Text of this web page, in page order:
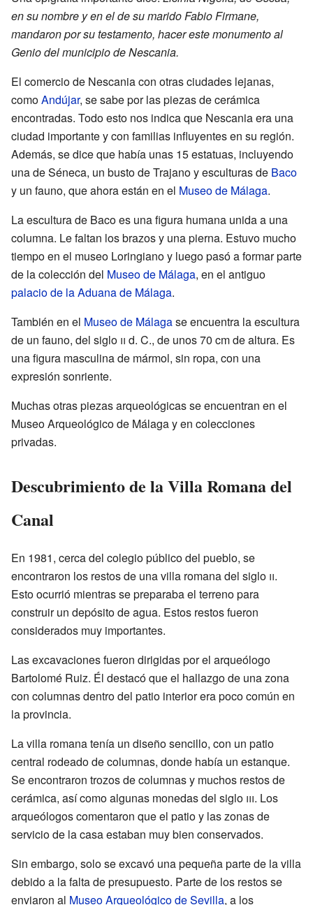
en su nombre y en el de su marido Fabio Firmane,
mandaron por su testamento, hacer este monumento al
Genio del municipio de Nescania.
El comercio de Nescania con otras ciudades lejanas,
comoAndújar, se sabe por las piezas de cerámica
encontradas. Todo esto nos indica que Nescania era una
ciudad importante y con familias influyentes en su región.
Además, se dice que había unas 15 estatuas, incluyendo
una de Séneca, un busto de Trajano y esculturas de Baco
y un fauno, que ahora están en el Museo de Málaga.
La escultura de Baco es una figura humana unida a una
columna. Le faltan los brazos y una pierna. Estuvo mucho
tiempo en el museo Loringiano y luego pasó a formar parte
de la colección del Museo de Málaga, en el antiguo
palacio de la Aduana de Málaga.
También en el Museo de Málagase encuentra la escultura
de un fauno, del siglo ii d. C., de unos 70 cm de altura. Es
una figura masculina de mármol, sin ropa, con una
expresión sonriente.
Muchas otras piezas arqueológicas se encuentran en el
Museo Arqueológico de Málaga y en colecciones
privadas.
Descubrimiento de la Villa Romana del
Canal
En 1981, cerca del colegio público del pueblo, se
encontraron los restos de una villa romana del siglo ii.
Esto ocurrió mientras se preparaba el terreno para
construir un depósito de agua. Estos restos fueron
considerados muy importantes.
Las excavaciones fueron dirigidas por el arqueólogo
Bartolomé Ruiz. Él destacó que el hallazgo de una zona
con columnas dentro del patio interior era poco común en
la provincia.
La villa romana tenía un diseño sencillo, con un patio
central rodeado de columnas, donde había un estanque.
Se encontraron trozos de columnas y muchos restos de
cerámica, así como algunas monedas del siglo iii. Los
arqueólogos comentaron que el patio y las zonas de
servicio de la casa estaban muy bien conservados.
Sin embargo, solo se excavó una pequeña parte de la villa
debido a la falta de presupuesto. Parte de los restos se
enviaron al Museo Arqueológico de Sevilla, a los